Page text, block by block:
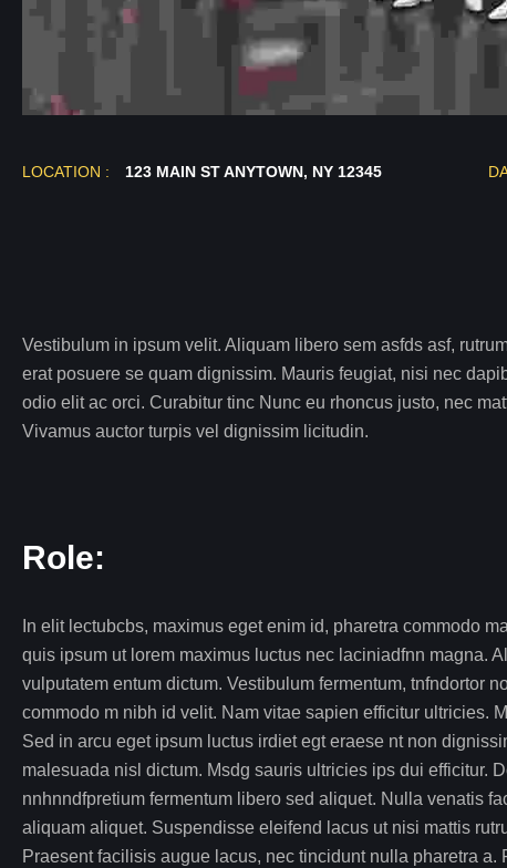
LOCATION : 123 MAIN ST ANYTOWN, NY 12345
Vestibulum in ipsum velit. Aliquam libero sem asfds asf,
erat posuere se quam dignissim. Mauris feugiat, nisi nec
odio elit ac orci. Curabitur tinc Nunc eu rhoncus justo, nec
Vivamus auctor turpis vel dignissim licitudin.
Role:
In elit lectubcbs, maximus eget enim id, pharetra commodo
quis ipsum ut lorem maximus luctus nec laciniadfnn magna.
vulputatem entum dictum. Vestibulum fermentum, tnfndortor
commodo m nibh id velit. Nam vitae sapien efficitur ultricies.
Sed in arcu eget ipsum luctus irdiet egt eraese nt non
malesuada nisl dictum. Msdg sauris ultricies ips dui efficitur.
nnhnndfpretium fermentum libero sed aliquet. Nulla venatis
aliquam aliquet. Suspendisse eleifend lacus ut nisi mattis
Praesent facilisis augue lacus, nec tincidunt nulla pharetra